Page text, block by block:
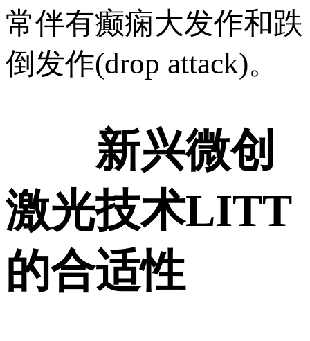
常伴有癫痫大发作和跌
倒发作(drop attack)。
新兴微创
激光技术LITT
的合适性